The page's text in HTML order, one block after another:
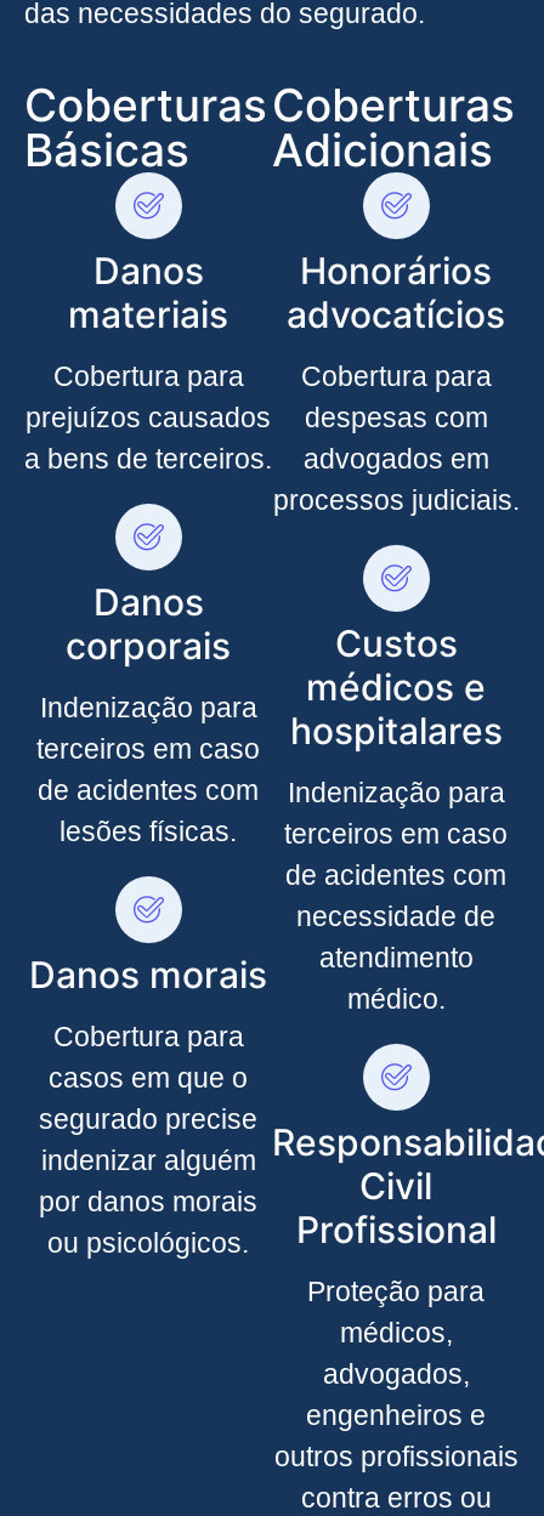
das necessidades do segurado.
Coberturas
Básicas
Danos
materiais
Cobertura para
prejuízos causados
a bens de terceiros.
Danos
corporais
Indenização para
terceiros em caso
de acidentes com
lesões físicas.
Danos morais
Cobertura para
casos em que o
segurado precise
indenizar alguém
por danos morais
ou psicológicos.
Coberturas
Adicionais
Honorários
advocatícios
Cobertura para
despesas com
advogados em
processos judiciais.
Custos
médicos e
hospitalares
Indenização para
terceiros em caso
de acidentes com
necessidade de
atendimento
médico.
Civil
Profissional
Proteção para
médicos,
advogados,
engenheiros e
outros profissionais
contra erros ou